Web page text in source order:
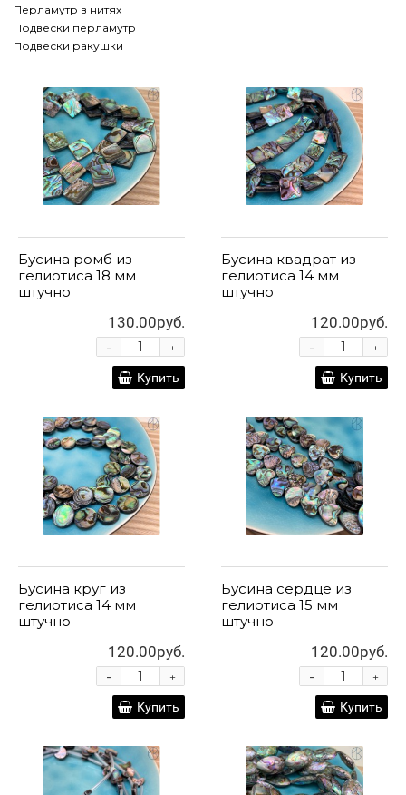
Перламутр в нитях
Подвески перламутр
Подвески ракушки
Бусина ромб из
гелиотиса 18 мм
штучно
130.00руб.
+
-
Купить
Бусина квадрат из
гелиотиса 14 мм
штучно
120.00руб.
+
-
Купить
Бусина круг из
гелиотиса 14 мм
штучно
120.00руб.
+
-
Купить
Бусина сердце из
гелиотиса 15 мм
штучно
120.00руб.
+
-
Купить